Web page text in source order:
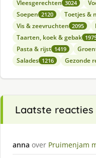
Vleesgerechten 3024
Soepen 2120 Toetjes &
Vis & zeevruchten 2095
Taarten, koek & gebak
Pasta & rijst 1419
Salades 1216 Gezonde
Laatste reacties
anna over Pruimenjam